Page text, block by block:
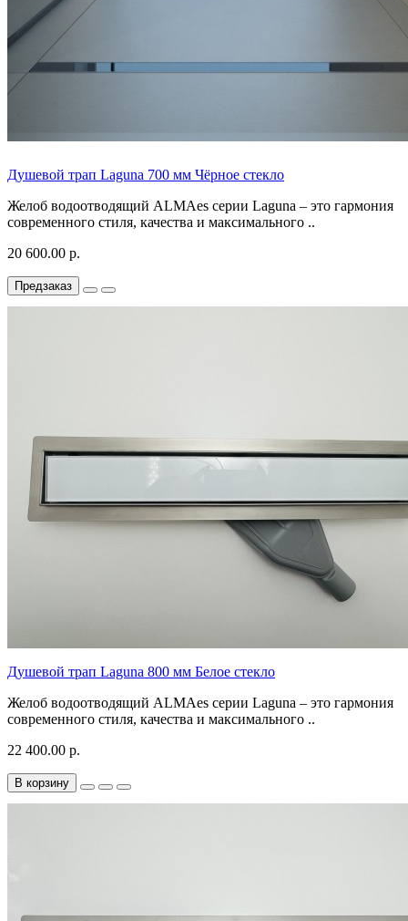
Душевой трап Laguna 700 мм Чёрное стекло
Желоб водоотводящий ALMAes серии Laguna – это гармония
современного стиля, качества и максимального ..
20 600.00 р.
Предзаказ
Душевой трап Laguna 800 мм Белое стекло
Желоб водоотводящий ALMAes серии Laguna – это гармония
современного стиля, качества и максимального ..
22 400.00 р.
В корзину